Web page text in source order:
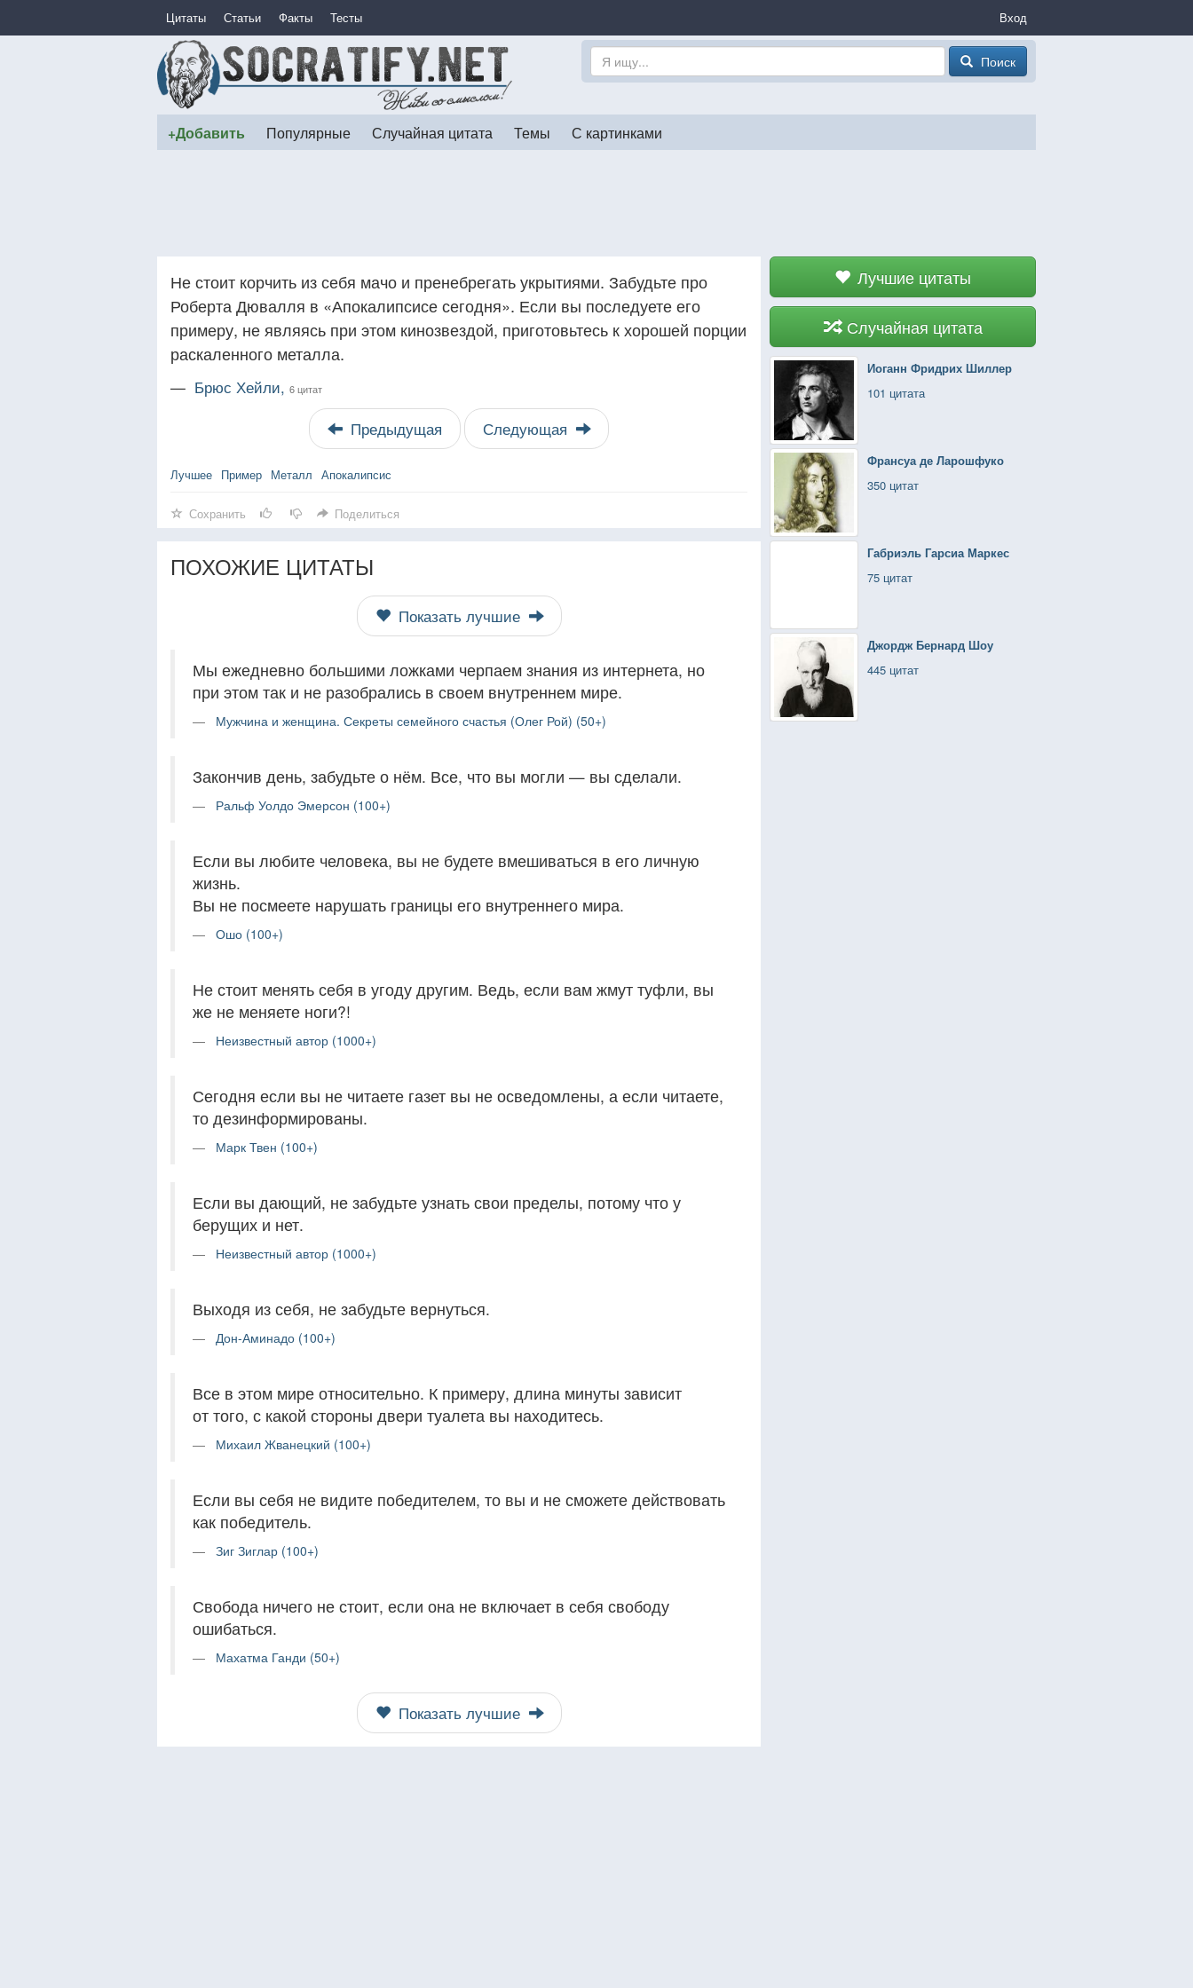
Цитаты Статьи Факты Тесты Вход
Поиск
+Добавить Популярные Случайная цитата Темы С картинками
Лучшие цитаты
Случайная цитата
Иоганн Фридрих Шиллер
101 цитата
Франсуа де Ларошфуко
350 цитат
Габриэль Гарсиа Маркес
75 цитат
Джордж Бернард Шоу
445 цитат
Не стоит корчить из себя мачо и пренебрегать укрытиями. Забудьте про
Роберта Дювалля в «Апокалипсисе сегодня». Если вы последуете его
примеру, не являясь при этом кинозвездой, приготовьтесь к хорошей порции
раскаленного металла.
— Брюс Хейли, 6 цитат
Предыдущая Следующая
Лучшее Пример Металл Апокалипсис
Сохранить Поделиться
ПОХОЖИЕ ЦИТАТЫ
Показать лучшие
Мы ежедневно большими ложками черпаем знания из интернета, но
при этом так и не разобрались в своем внутреннем мире.
Мужчина и женщина. Секреты семейного счастья (Олег Рой) (50+)
Закончив день, забудьте о нём. Все, что вы могли — вы сделали.
Ральф Уолдо Эмерсон (100+)
Если вы любите человека, вы не будете вмешиваться в его личную
жизнь.
Вы не посмеете нарушать границы его внутреннего мира.
Ошо (100+)
Не стоит менять себя в угоду другим. Ведь, если вам жмут туфли, вы
же не меняете ноги?!
Неизвестный автор (1000+)
Сегодня если вы не читаете газет вы не осведомлены, а если читаете,
то дезинформированы.
Марк Твен (100+)
Если вы дающий, не забудьте узнать свои пределы, потому что у
берущих и нет.
Неизвестный автор (1000+)
Выходя из себя, не забудьте вернуться.
Дон-Аминадо (100+)
Все в этом мире относительно. К примеру, длина минуты зависит
от того, с какой стороны двери туалета вы находитесь.
Михаил Жванецкий (100+)
Если вы себя не видите победителем, то вы и не сможете действовать
как победитель.
Зиг Зиглар (100+)
Свобода ничего не стоит, если она не включает в себя свободу
ошибаться.
Махатма Ганди (50+)
Показать лучшие